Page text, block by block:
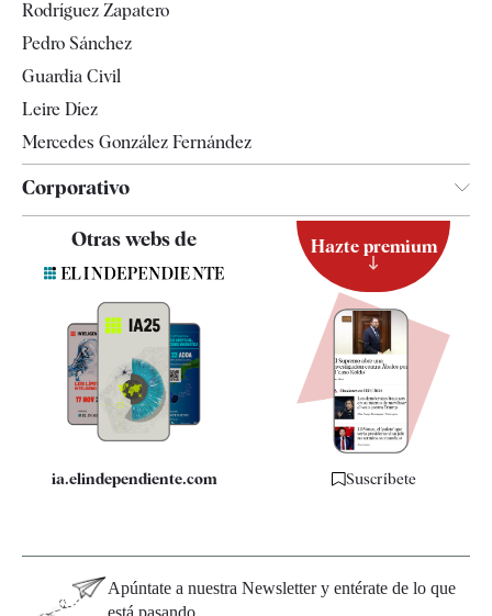
Televisión
Rodríguez Zapatero
Pedro Sánchez
Guardia Civil
Leire Díez
Mercedes González Fernández
Corporativo
Contacto
Quiénes somos
Especificaciones
Otras webs de
ia.elindependiente.com
Hazte premium
Suscríbete
Apúntate a nuestra Newsletter y entérate de lo que